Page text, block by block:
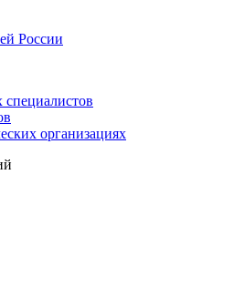
России
организациях